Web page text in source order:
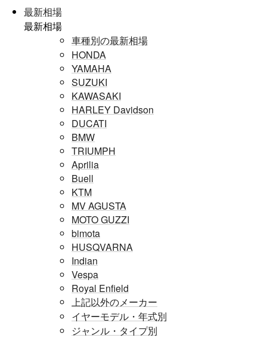
最新相場
最新相場
車種別の最新相場
HONDA
YAMAHA
SUZUKI
KAWASAKI
HARLEY Davidson
DUCATI
BMW
TRIUMPH
Aprilia
Buell
KTM
MV AGUSTA
MOTO GUZZI
bimota
HUSQVARNA
Indian
Vespa
Royal Enfield
上記以外のメーカー
イヤーモデル・年式別
ジャンル・タイプ別